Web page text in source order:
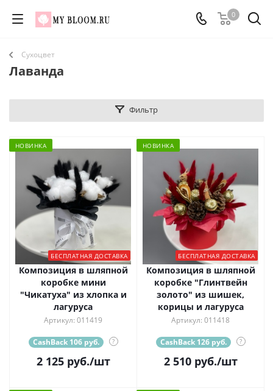
0
Сухоцвет
Лаванда
Фильтр
НОВИНКА
БЕСПЛАТНАЯ ДОСТАВКА
Композиция в шляпной
коробке мини
"Чикатуха" из хлопка и
лагуруса
Артикул: 011419
CashBack 106 руб. ?
2 125руб./шт
НОВИНКА
БЕСПЛАТНАЯ ДОСТАВКА
Композиция в шляпной
коробке "Глинтвейн
золото" из шишек,
корицы и лагуруса
Артикул: 011418
CashBack 126 руб. ?
2 510руб./шт